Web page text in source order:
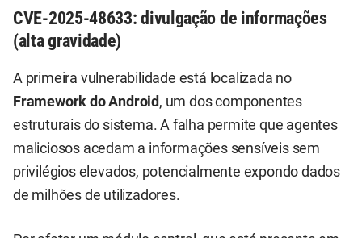
CVE-2025-48633: divulgação de informações
(alta gravidade)
A primeira vulnerabilidade está localizada no
Framework do Android , um dos componentes
estruturais do sistema. A falha permite que agentes
maliciosos acedam a informações sensíveis sem
privilégios elevados, potencialmente expondo dados
de milhões de utilizadores.